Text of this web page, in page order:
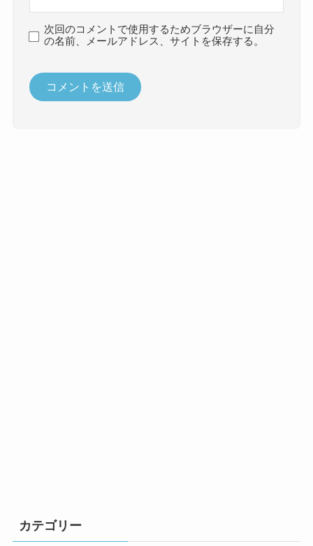
次回のコメントで使用するためブラウザーに自分
の名前、メールアドレス、サイトを保存する。
カテゴリー